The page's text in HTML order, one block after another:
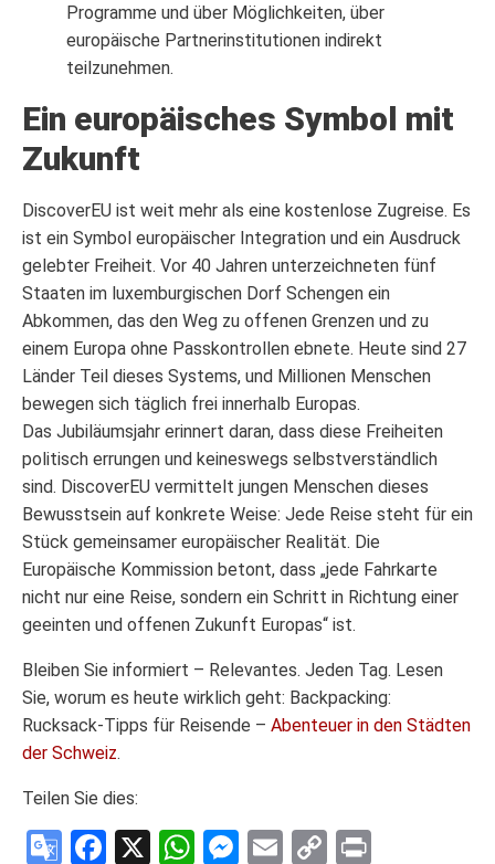
Programme und über Möglichkeiten, über
europäische Partnerinstitutionen indirekt
teilzunehmen.
Ein europäisches Symbol mit
Zukunft
DiscoverEU ist weit mehr als eine kostenlose Zugreise. Es
ist ein Symbol europäischer Integration und ein Ausdruck
gelebter Freiheit. Vor 40 Jahren unterzeichneten fünf
Staaten im luxemburgischen Dorf Schengen ein
Abkommen, das den Weg zu offenen Grenzen und zu
einem Europa ohne Passkontrollen ebnete. Heute sind 27
Länder Teil dieses Systems, und Millionen Menschen
bewegen sich täglich frei innerhalb Europas.
Das Jubiläumsjahr erinnert daran, dass diese Freiheiten
politisch errungen und keineswegs selbstverständlich
sind. DiscoverEU vermittelt jungen Menschen dieses
Bewusstsein auf konkrete Weise: Jede Reise steht für ein
Stück gemeinsamer europäischer Realität. Die
Europäische Kommission betont, dass „jede Fahrkarte
nicht nur eine Reise, sondern ein Schritt in Richtung einer
geeinten und offenen Zukunft Europas“ ist.
Bleiben Sie informiert – Relevantes. Jeden Tag. Lesen
Sie, worum es heute wirklich geht: Backpacking:
Rucksack-Tipps für Reisende – Abenteuer in den Städten
der Schweiz.
Teilen Sie dies:
Google
Facebook
X WhatsApp
Messenger
Email
Copy